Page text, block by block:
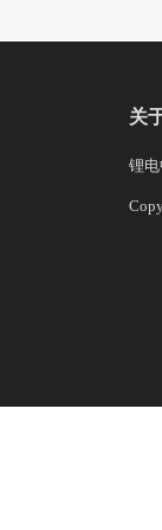
关
锂